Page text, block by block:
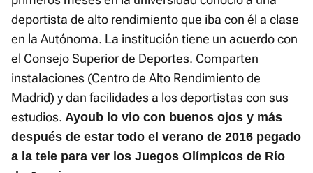
deportista de alto rendimiento que iba con él a clase
en la Autónoma. La institución tiene un acuerdo con
el Consejo Superior de Deportes. Comparten
instalaciones (Centro de Alto Rendimiento de
Madrid) y dan facilidades a los deportistas con sus
estudios. Ayoub lo vio con buenos ojos y más
después de estar todo el verano de 2016 pegado
a la tele para ver los Juegos Olímpicos de Río